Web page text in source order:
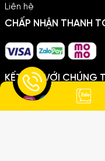
Liên hệ
CHẤP NHẬN THANH
KẾT NỐI VỚI CHÚNG
Trần Văn
Vừa đặt